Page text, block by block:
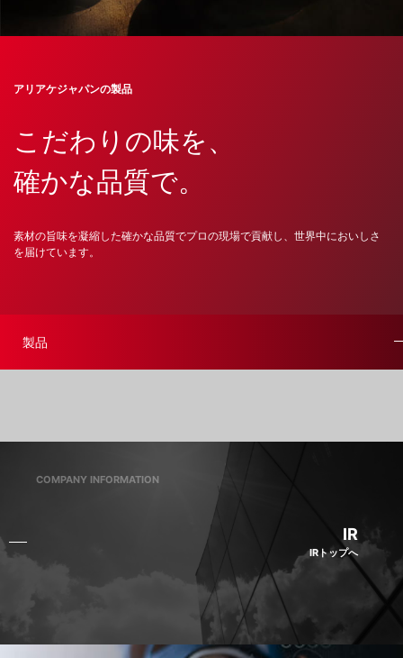
アリアケジャパンの製品
こだわりの味を、
確かな品質で。
素材の旨味を凝縮した確かな品質でプロの現場で貢献し、世界中においしさ
を届けています。
製品
COMPANY INFORMATION
IR
IRトップへ